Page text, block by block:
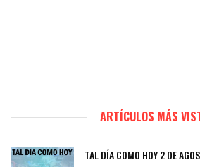
ARTÍCULOS MÁS
TAL DÍA COMO HOY 2 DE